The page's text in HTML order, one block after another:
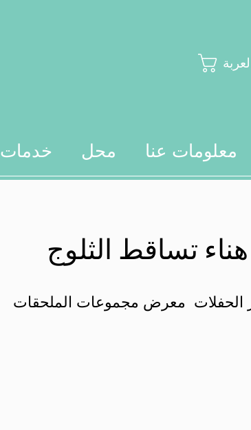
خدمات محل معلومات عنا
هناء تساقط الثلوج
الحفلات معرض مجموعات الملحقات